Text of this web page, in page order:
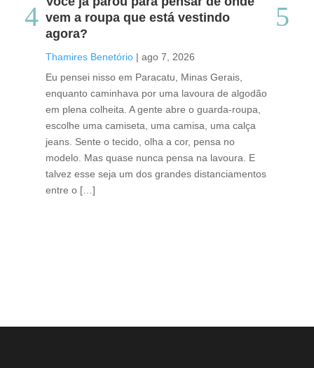
vem a roupa que está vestindo
agora?
Thamires Benetório | ago 7, 2026
Eu pensei nisso em Paracatu, Minas Gerais,
enquanto caminhava por uma lavoura de algodão
em plena colheita. A gente abre o guarda-roupa,
escolhe uma camiseta, uma camisa, uma calça
jeans. Sente o tecido, olha a cor, pensa no
modelo. Mas quase nunca pensa na lavoura. E
talvez esse seja um dos grandes distanciamentos
entre o […]